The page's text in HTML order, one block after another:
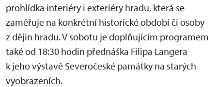
prohlídka interiéry i exteriéry hradu, která se
zaměřuje na konkrétní historické období či osoby
z dějin hradu. V sobotu je doplňujícím programem
také od 18:30 hodin přednáška Filipa Langera
k jeho výstavě Severočeské památky na starých
vyobrazeních.